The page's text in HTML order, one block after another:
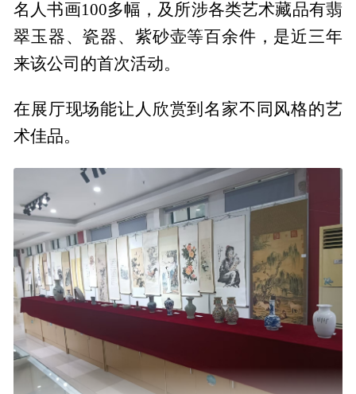
名人书画100多幅，及所涉各类艺术藏品有翡
翠玉器、瓷器、紫砂壶等百余件，是近三年
来该公司的首次活动。
在展厅现场能让人欣赏到名家不同风格的艺
术佳品。